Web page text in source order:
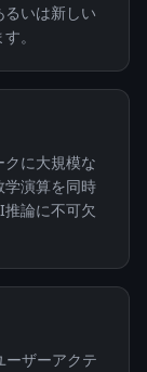
いは新しい
。
に大規模な
学演算を同時
論に不可欠
ーザーアクテ